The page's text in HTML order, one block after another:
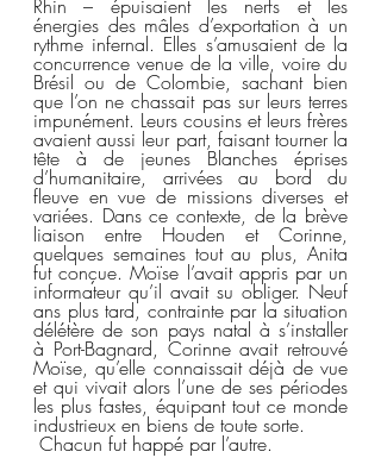
Rhin – épuisaient les nerfs et les
énergies des mâles d’exportation à un
rythme infernal. Elles s’amusaient de la
concurrence venue de la ville, voire du
Brésil ou de Colombie, sachant bien
que l’on ne chassait pas sur leurs terres
impunément. Leurs cousins et leurs frères
avaient aussi leur part, faisant tourner la
tête à de jeunes Blanches éprises
d’humanitaire, arrivées au bord du
fleuve en vue de missions diverses et
variées. Dans ce contexte, de la brève
liaison entre Houden et Corinne,
quelques semaines tout au plus, Anita
fut conçue. Moïse l’avait appris par un
informateur qu’il avait su obliger. Neuf
ans plus tard, contrainte par la situation
délétère de son pays natal à s’installer
à Port-Bagnard, Corinne avait retrouvé
Moïse, qu’elle connaissait déjà de vue
et qui vivait alors l’une de ses périodes
les plus fastes, équipant tout ce monde
industrieux en biens de toute sorte.
Chacun fut happé par l’autre.